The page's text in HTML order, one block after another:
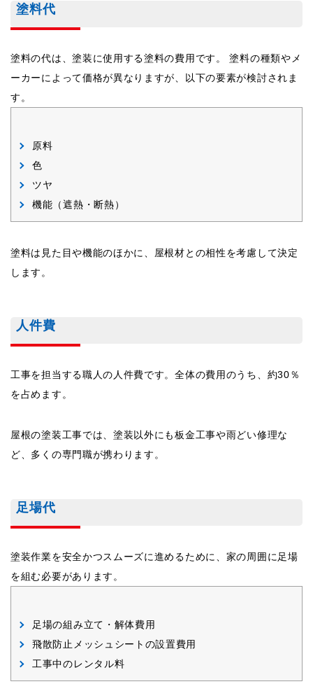
塗料代
塗料の代は、塗装に使用する塗料の費用です。 塗料の種類やメ
ーカーによって価格が異なりますが、以下の要素が検討されま
す。
原料
色
ツヤ
機能（遮熱・断熱）
塗料は見た目や機能のほかに、屋根材との相性を考慮して決定
します。
人件費
工事を担当する職人の人件費です。全体の費用のうち、約30％
を占めます。
屋根の塗装工事では、塗装以外にも板金工事や雨どい修理な
ど、多くの専門職が携わります。
足場代
塗装作業を安全かつスムーズに進めるために、家の周囲に足場
を組む必要があります。
足場の組み立て・解体費用
飛散防止メッシュシートの設置費用
工事中のレンタル料